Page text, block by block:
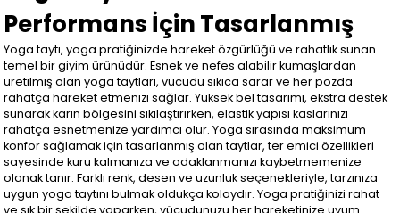
Performans İçin Tasarlanmış
Yoga taytı, yoga pratiğinizde hareket özgürlüğü ve rahatlık sunan
temel bir giyim ürünüdür. Esnek ve nefes alabilir kumaşlardan
üretilmiş olan yoga taytları, vücudu sıkıca sarar ve her pozda
rahatça hareket etmenizi sağlar. Yüksek bel tasarımı, ekstra destek
sunarak karın bölgesini sıkılaştırırken, elastik yapısı kaslarınızı
rahatça esnetmenize yardımcı olur. Yoga sırasında maksimum
konfor sağlamak için tasarlanmış olan taytlar, ter emici özellikleri
sayesinde kuru kalmanıza ve odaklanmanızı kaybetmemenize
olanak tanır. Farklı renk, desen ve uzunluk seçenekleriyle, tarzınıza
uygun yoga taytını bulmak oldukça kolaydır. Yoga pratiğinizi rahat
ve şık bir şekilde yaparken, vücudunuzu her hareketinize uyum